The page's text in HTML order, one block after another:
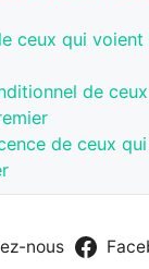
ceux qui voient
de
de ceux
nous